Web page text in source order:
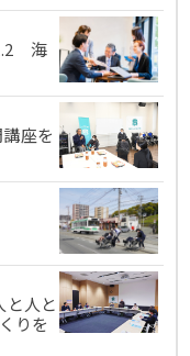
海
座を
と人と
りを